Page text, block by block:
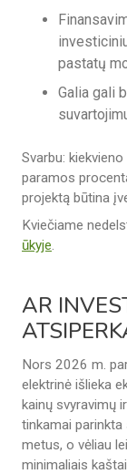
pastatų
Galia gali
Svarbu:
paramos
projektą būtina
Kviečiame
ūkyje.
AR
Nors 2026 m.
elektrinė išlieka
kainų svyravimų
tinkamai
metus, o vėliau
minimaliais